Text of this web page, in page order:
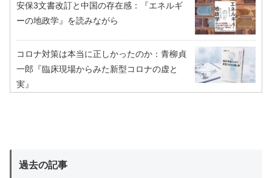
安保3文書改訂と中国の存在感：『エネルギ
ーの地政学』を読みながら
コロナ対策は本当に正しかったのか：青柳貞
一郎『臨床現場からみた新型コロナの虚と
実』
過去の記事